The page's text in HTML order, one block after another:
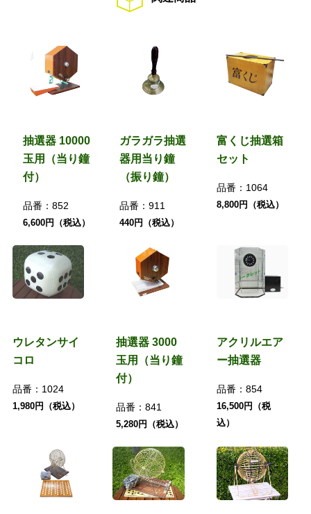
抽選器 10000
玉用（当り鐘
付）
品番： 852
6,600円（税込）
ガラガラ抽選
器用当り鐘
（振り鐘）
品番：911
440円（税込）
富くじ抽選箱
セット
品番： 1064
8,800円（税込）
ウレタンサイ
コロ
品番： 1024
1,980円（税込）
抽選器 3000
玉用（当り鐘
付）
品番：841
5,280円（税込）
アクリルエア
ー抽選器
品番：854
16,500円（税
込）